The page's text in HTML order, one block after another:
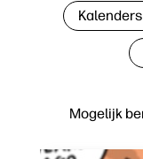
Mogelijk